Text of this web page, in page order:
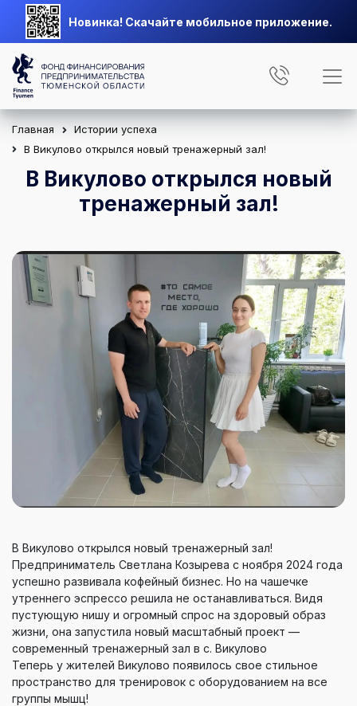
Новинка! Скачайте мобильное приложение.
Главная
Истории успеха
В Викулово открылся новый тренажерный зал!
В Викулово открылся новый
тренажерный зал!
В Викулово открылся новый тренажерный зал!
Предприниматель Светлана Козырева с ноября 2024 года
успешно развивала кофейный бизнес. Но на чашечке
утреннего эспрессо решила не останавливаться. Видя
пустующую нишу и огромный спрос на здоровый образ
жизни, она запустила новый масштабный проект —
современный тренажерный зал в с. Викулово
Теперь у жителей Викулово появилось свое стильное
пространство для тренировок с оборудованием на все
группы мышц!